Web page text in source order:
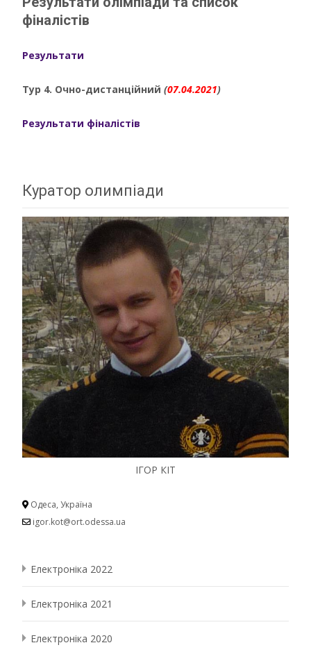
фіналістів
Результати
Тур 4. Очно-дистанційний (07.04.2021)
Результати фіналістів
Куратор олимпіади
ІГОР КІТ
Одеса, Україна
igor.kot@ort.odessa.ua
Електроніка 2022
Електроніка 2021
Електроніка 2020